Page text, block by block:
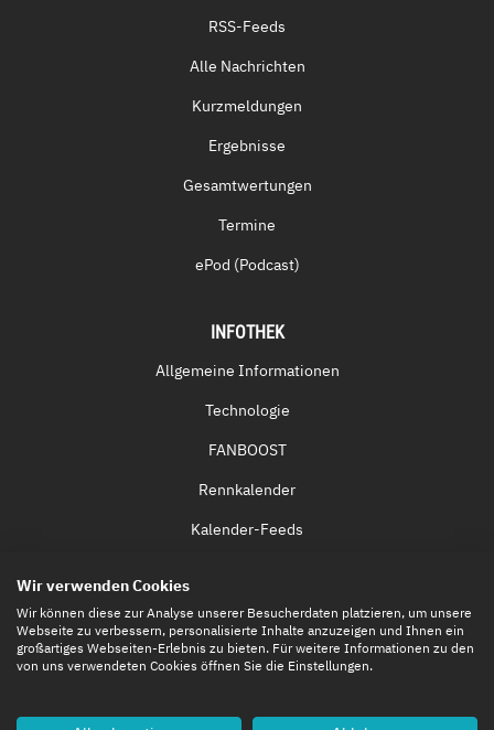
RSS-Feeds
Alle Nachrichten
Kurzmeldungen
Ergebnisse
Gesamtwertungen
Termine
ePod (Podcast)
INFOTHEK
Allgemeine Informationen
Technologie
FANBOOST
Rennkalender
Kalender-Feeds
Eintrittskarten
Wir verwenden Cookies
Wir können diese zur Analyse unserer Besucherdaten platzieren, um unsere
Webseite zu verbessern, personalisierte Inhalte anzuzeigen und Ihnen ein
großartiges Webseiten-Erlebnis zu bieten. Für weitere Informationen zu den
von uns verwendeten Cookies öffnen Sie die Einstellungen.